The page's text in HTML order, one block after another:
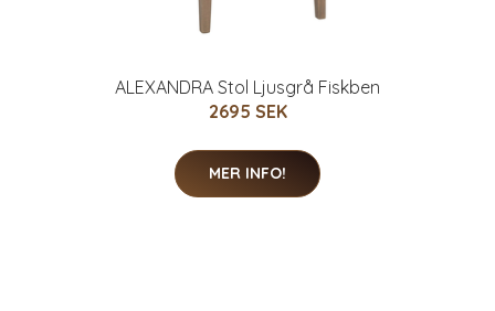
ALEXANDRA Stol Ljusgrå Fiskben
2695 SEK
MER INFO!